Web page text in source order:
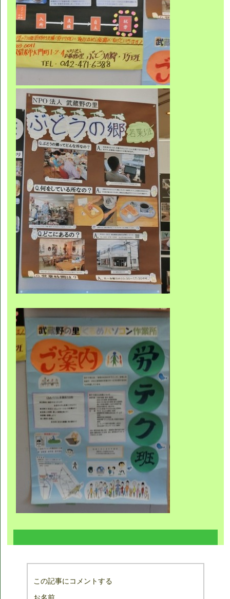
この記事にコメントする